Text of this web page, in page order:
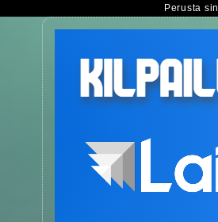
Perusta